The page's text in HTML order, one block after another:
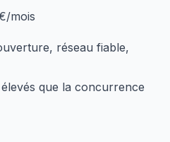
mois
réseau fiable,
que la concurrence